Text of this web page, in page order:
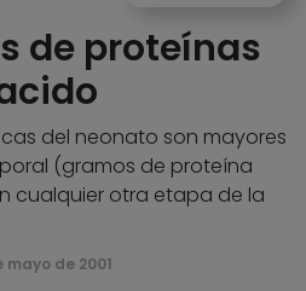
de proteínas
del neonato son mayores
(gramos de proteína
cualquier otra etapa de la
mayo de 2001